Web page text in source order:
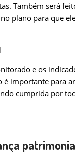
Também será
plano para que
e os
importante para
cumprida por